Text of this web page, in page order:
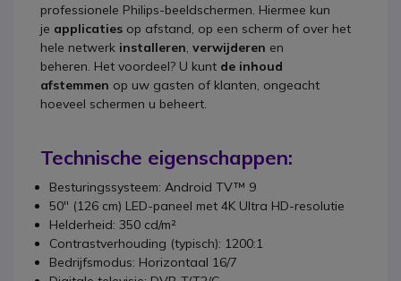
professionele Philips-beeldschermen. Hiermee kun
je applicaties op afstand, op een scherm of over het
hele netwerk installeren verwijderen en
beheren. Het voordeel? U kunt de inhoud
afstemmen op uw gasten of klanten, ongeacht
hoeveel schermen u beheert.
Technische eigenschappen:
Besturingssysteem: Android TV™ 9
50'' (126 cm) LED-paneel met 4K Ultra HD-resolutie
Helderheid: 350 cd/m²
Contrastverhouding (typisch): 1200:1
Bedrijfsmodus: Horizontaal 16/7